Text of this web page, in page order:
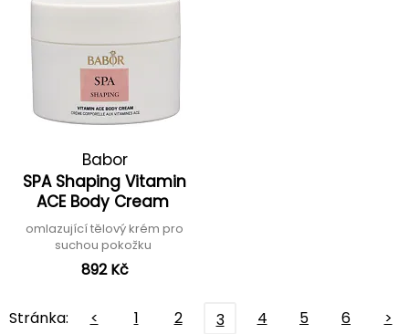
Babor
SPA Shaping Vitamin
ACE Body Cream
omlazující tělový krém pro
suchou pokožku
892 Kč
Stránka: < 1 2 3 4 5 6 >